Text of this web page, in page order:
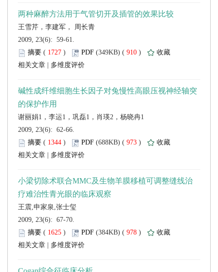
2009, 23(6): 59-61.
(
) 910 )
2009, 23(6): 62-66.
(
) 973 )
2009, 23(6): 67-70.
(
) 978 )